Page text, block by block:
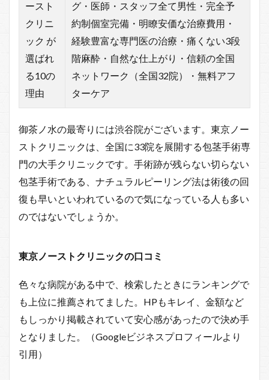
ースト
クリニ
ック が
選ばれ
る10の
理由
グ・医師・スタッフ全て男性・完全予
約制個室完備・明瞭安価な治療費用・
経験豊富な専門医の治療・痛くない3段
階麻酔・自然な仕上がり・信頼の全国
ネットワーク（全国32院）・無料アフ
ターケア
御茶ノ水の最寄りには渋谷院がございます。東京ノー
ストクリニックは、全国に33院を展開する包茎手術専
門の大手クリニックです。手術跡が残らない切らない
包茎手術である、ナチュラルピーリング法は術後の回
復も早いといわれているので気になっている人も多い
のではないでしょうか。
東京ノーストクリニックの口コミ
色々な病院がある中で、検索したときにランキングで
も上位に推薦されてました。HPもキレイ、金額など
もしっかり掲載されていて安心感があったので決め手
となりました。（Googleビジネスプロフィールより
引用）